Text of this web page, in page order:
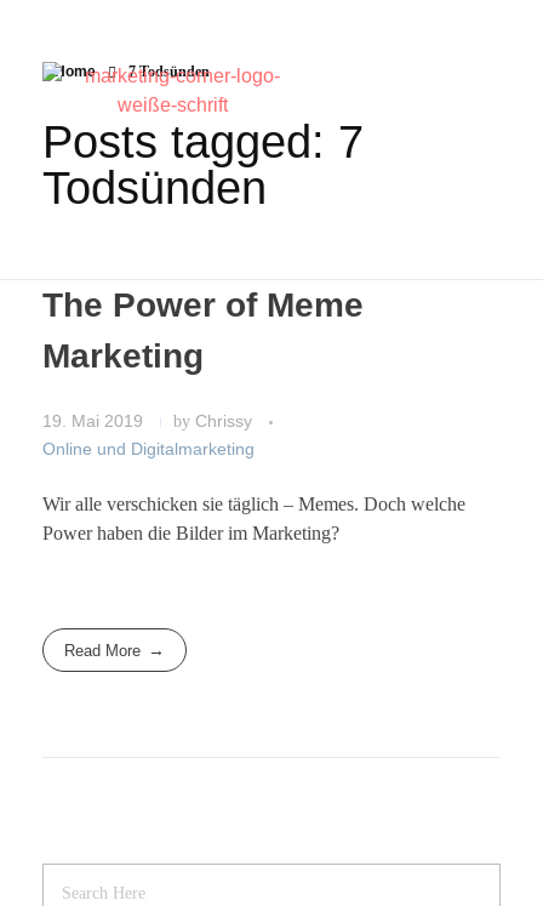
Home 7 Todsünden
Posts tagged: 7
Todsünden
The Power of Meme
Marketing
19. Mai 2019 by Chrissy
Online und Digitalmarketing
Wir alle verschicken sie täglich – Memes. Doch welche
Power haben die Bilder im Marketing?
Read More